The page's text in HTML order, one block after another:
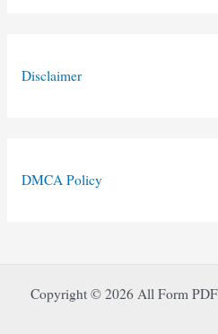
Disclaimer
DMCA Policy
Copyright © 2026 All Form